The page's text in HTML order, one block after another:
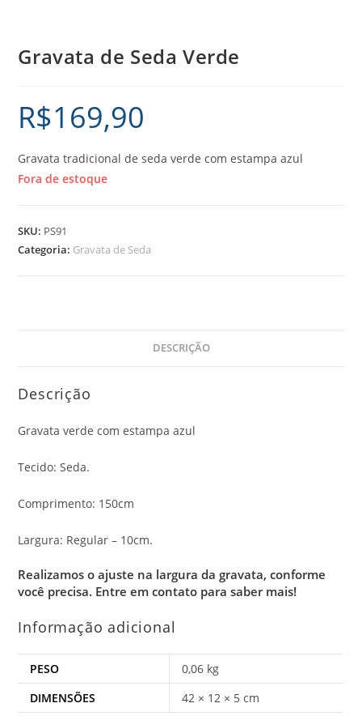
Gravata de Seda Verde
R$169,90
Gravata tradicional de seda verde com estampa azul
Fora de estoque
SKU: PS91
Categoria: Gravata de Seda
DESCRIÇÃO
Descrição
Gravata verde com estampa azul
Tecido: Seda.
Comprimento: 150cm
Largura: Regular – 10cm.
Realizamos o ajuste na largura da gravata, conforme
você precisa. Entre em contato para saber mais!
Informação adicional
PESO
0,06 kg
DIMENSÕES
42 × 12 × 5 cm